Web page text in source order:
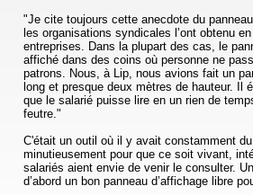
consciences, elle est nécessairement
permanent, entre celles et ceux qui
de l’ordre des choses tel qu’il est, et donc
des hiérarchies (sociales et/ou racistes et/
patriarcales), et celles et ceux qui se
et marées noires – pour une autre école
école publique, pour tou-te-s, gratuite,
émancipatrice.
L’école est un champ de bataille.
Chaque jour, comme professionnel-le-s,
sommes sur ce champ de bataille. En
"Je cite toujours cette anecdote du
les organisations syndicales l’ont obtenu
entreprises. Dans la plupart des cas, le
affiché dans des coins où personne ne
patrons. Nous, à Lip, nous avions fait un
long et presque deux mètres de hauteur. Il
que le salarié puisse lire en un rien de
feutre."
C'était un outil où il y avait constamment
minutieusement pour que ce soit vivant,
salariés aient envie de venir le consulter.
d’abord un bon panneau d’affichage libre